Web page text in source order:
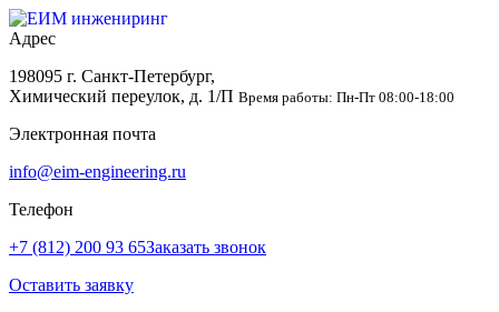
Адрес
198095 г. Санкт-Петербург,
Химический переулок, д. 1/П Время работы: Пн-Пт 08:00-18:00
Электронная почта
info@eim-engineering.ru
Телефон
+7 (812) 200 93 65Заказать звонок
Оставить заявку